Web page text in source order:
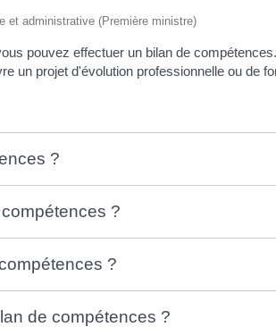
et administrative (Première ministre)
pouvez effectuer un bilan de
un projet d'évolution professionnelle ou de
?
?
?
de compétences ?